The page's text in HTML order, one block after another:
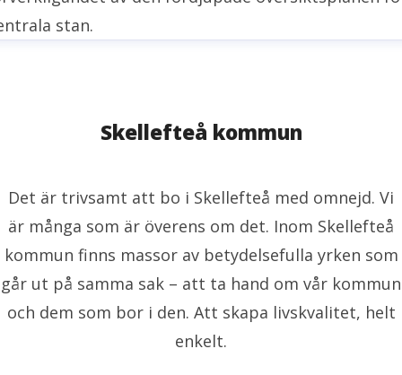
stan.
Skellefteå kommun
Det är trivsamt att bo i Skellefteå med omnejd. Vi
är många som är överens om det. Inom Skellefteå
kommun finns massor av betydelsefulla yrken som
går ut på samma sak – att ta hand om vår kommun
och dem som bor i den. Att skapa livskvalitet, helt
enkelt.